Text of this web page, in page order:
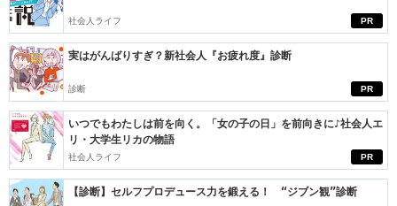
PR
社会人ライフ
PR
実はがんばりすぎ？新社会人『お疲れ度』診断
診断
PR
いつでもわたしは前を向く。「女の子の日」を前向きに♪社会人エ
リ・大学生リカの物語
社会人ライフ
【診断】セルフプロデュース力を鍛える！ “ジブン観”診断